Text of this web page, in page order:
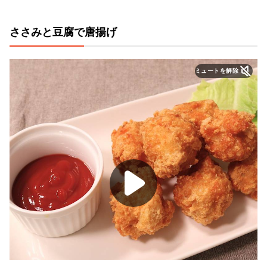
ささみと豆腐で唐揚げ
ミュートを解除